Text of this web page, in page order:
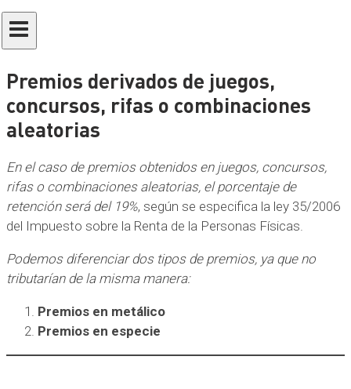
Premios derivados de juegos,
concursos, rifas o combinaciones
aleatorias
En el caso de premios obtenidos en juegos, concursos,
rifas o combinaciones aleatorias, el porcentaje de
retención será del 19%, según se especifica la ley 35/2006
del Impuesto sobre la Renta de la Personas Físicas.
Podemos diferenciar dos tipos de premios, ya que no
tributarían de la misma manera:
Premios en metálico
Premios en especie